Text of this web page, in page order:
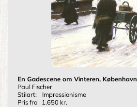
En Gadescene om Vinteren, København
Paul Fischer
Stilart:
Impressionisme
Pris fra
1.650 kr.